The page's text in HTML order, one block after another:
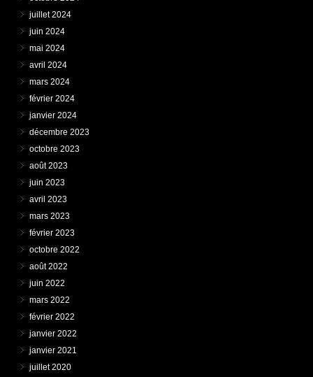
juillet 2024
juin 2024
mai 2024
avril 2024
mars 2024
février 2024
janvier 2024
décembre 2023
octobre 2023
août 2023
juin 2023
avril 2023
mars 2023
février 2023
octobre 2022
août 2022
juin 2022
mars 2022
février 2022
janvier 2022
janvier 2021
juillet 2020